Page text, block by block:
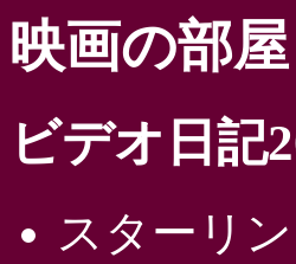
映画の部屋
ビデオ日記
スターリ